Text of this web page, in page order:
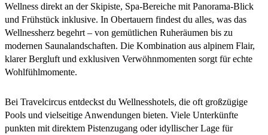
Wellness direkt an der Skipiste, Spa-Bereiche mit Panorama-Blick
und Frühstück inklusive. In Obertauern findest du alles, was das
Wellnessherz begehrt – von gemütlichen Ruheräumen bis zu
modernen Saunalandschaften. Die Kombination aus alpinem Flair,
klarer Bergluft und exklusiven Verwöhnmomenten sorgt für echte
Wohlfühlmomente.
Bei Travelcircus entdeckst du Wellnesshotels, die oft großzügige
Pools und vielseitige Anwendungen bieten. Viele Unterkünfte
punkten mit direktem Pistenzugang oder idyllischer Lage für